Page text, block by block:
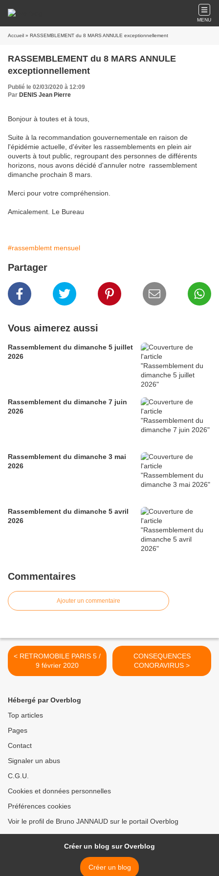
MENU
Accueil » RASSEMBLEMENT du 8 MARS ANNULE exceptionnellement
RASSEMBLEMENT du 8 MARS ANNULE
exceptionnellement
Publié le 02/03/2020 à 12:09
Par DENIS Jean Pierre
‌Bonjour à toutes et à tous,
Suite à la recommandation gouvernementale en raison de
l'épidémie actuelle, d'éviter les rassemblements en plein air
ouverts à tout public, regroupant des personnes de différents
horizons, nous avons décidé d'annuler notre rassemblement
dimanche prochain 8 mars.
Merci pour votre compréhension.
Amicalement. Le Bureau
#rassemblemt mensuel
Partager
Vous aimerez aussi
Rassemblement du dimanche 5 juillet
2026
Rassemblement du dimanche 7 juin
2026
Rassemblement du dimanche 3 mai
2026
Rassemblement du dimanche 5 avril
2026
Commentaires
Ajouter un commentaire
< RETROMOBILE PARIS 5 /
9 février 2020
CONSEQUENCES
CONORAVIRUS >
Hébergé par Overblog
Top articles
Pages
Contact
Signaler un abus
C.G.U.
Cookies et données personnelles
Préférences cookies
Voir le profil de Bruno JANNAUD sur le portail Overblog
Créer un blog sur Overblog
Créer un blog